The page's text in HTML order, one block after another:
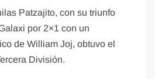
Patzajito, con su triunfo
por 2×1 con un
de William Joj, obtuvo el
División.